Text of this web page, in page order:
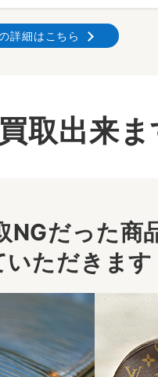
詳細はこちら
取出来ま
NGだった商
ただきます